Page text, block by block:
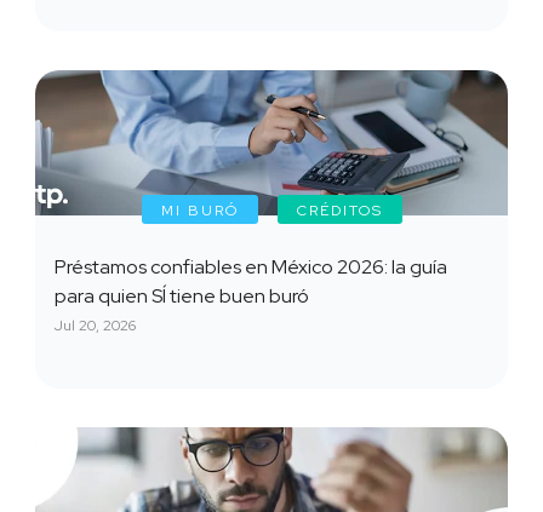
MI BURÓ CRÉDITOS
Préstamos confiables en México 2026: la guía
para quien SÍ tiene buen buró
Jul 20, 2026